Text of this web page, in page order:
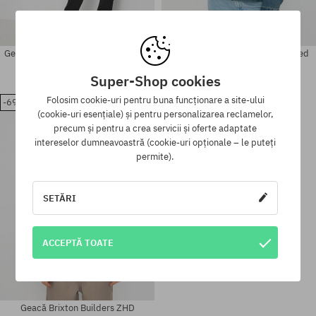
Mărimi existente:
Mărimi existente:
XS
Geacă Brixton Utopia Vintage Nylon Geacă Brixton Cable Embroidered
784,90 LEI
-69%
Geacă Brixton Builders ZHD
Super-Shop cookies
Folosim cookie-uri pentru buna funcționare a site-ului
(cookie-uri esențiale) și pentru personalizarea reclamelor,
precum și pentru a crea servicii și oferte adaptate
intereselor dumneavoastră (cookie-uri opționale – le puteți
permite).
SETĂRI
ACCEPTĂ TOATE